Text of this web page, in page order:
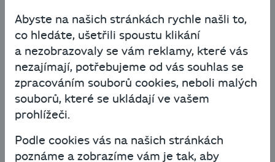
Přinášíme názorový sumář
a 4 praktické tipy
Byznys know-how
14. ledna 2021 7 minut čtení
To, co platilo loni touto dobou, dnes už
neplatí. Nikdo z expertů si netroufá
Abyste na našich stránkách rychle našli to,
co hledáte, ušetřili spoustu klikání
a nezobrazovaly se vám reklamy, které vás
nezajímají, potřebujeme od vás souhlas se
zpracováním souborů cookies, neboli malých
souborů, které se ukládají ve vašem
prohlížeči.
Podle cookies vás na našich stránkách
poznáme a zobrazíme vám je tak, aby